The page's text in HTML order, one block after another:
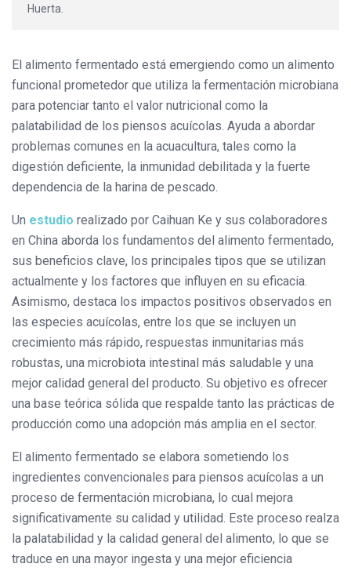
Huerta.
El alimento fermentado está emergiendo como un alimento
funcional prometedor que utiliza la fermentación microbiana
para potenciar tanto el valor nutricional como la
palatabilidad de los piensos acuícolas. Ayuda a abordar
problemas comunes en la acuacultura, tales como la
digestión deficiente, la inmunidad debilitada y la fuerte
dependencia de la harina de pescado.
Un estudio realizado por Caihuan Ke y sus colaboradores
en China aborda los fundamentos del alimento fermentado,
sus beneficios clave, los principales tipos que se utilizan
actualmente y los factores que influyen en su eficacia.
Asimismo, destaca los impactos positivos observados en
las especies acuícolas, entre los que se incluyen un
crecimiento más rápido, respuestas inmunitarias más
robustas, una microbiota intestinal más saludable y una
mejor calidad general del producto. Su objetivo es ofrecer
una base teórica sólida que respalde tanto las prácticas de
producción como una adopción más amplia en el sector.
El alimento fermentado se elabora sometiendo los
ingredientes convencionales para piensos acuícolas a un
proceso de fermentación microbiana, lo cual mejora
significativamente su calidad y utilidad. Este proceso realza
la palatabilidad y la calidad general del alimento, lo que se
traduce en una mayor ingesta y una mejor eficiencia